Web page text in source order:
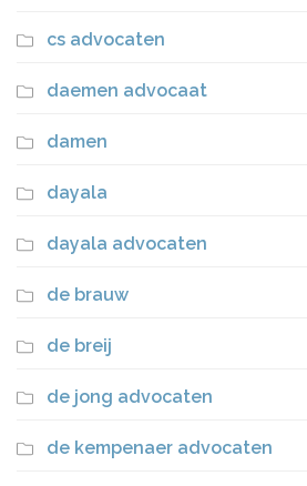
cs advocaten
daemen advocaat
damen
dayala
dayala advocaten
de brauw
de breij
de jong advocaten
de kempenaer advocaten